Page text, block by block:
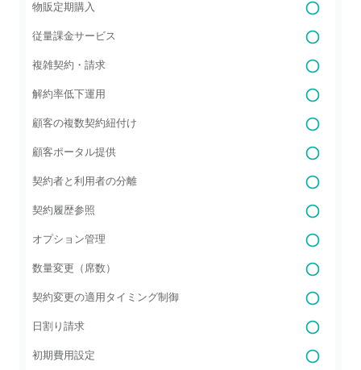
物販定期購入
従量課金サービス
複雑契約・請求
解約率低下運用
顧客の複数契約紐付け
顧客ポータル提供
契約者と利用者の分離
契約履歴参照
オプション管理
数量変更（席数）
契約変更の適用タイミング制御
日割り請求
初期費用設定